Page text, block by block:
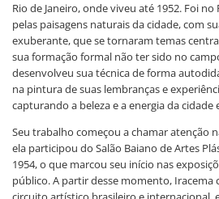
Rio de Janeiro, onde viveu até 1952. Foi
pelas paisagens naturais da cidade, com
exuberante, que se tornaram temas
sua formação formal não ter sido no
desenvolveu sua técnica de forma
na pintura de suas lembranças e
capturando a beleza e a energia da cidade
Seu trabalho começou a chamar atenção
ela participou do Salão Baiano de Artes
1954, o que marcou seu início nas
público. A partir desse momento, Iracema